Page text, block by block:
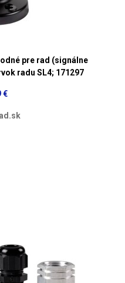
pre rad (signálne
radu SL4; 171297
€